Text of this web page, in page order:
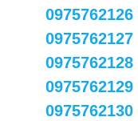
0975762126
0975762127
0975762128
0975762129
0975762130